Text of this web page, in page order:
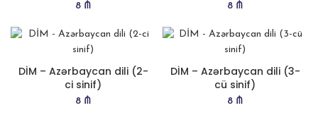
8 ₼ 8 ₼
DİM – Azərbaycan dili (2-
ci sinif)
8 ₼
DİM – Azərbaycan dili (3-
cü sinif)
8 ₼